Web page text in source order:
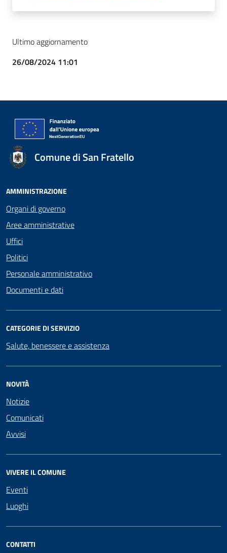
Ultimo aggiornamento
26/08/2024 11:01
Comune di San Fratello
AMMINISTRAZIONE
Organi di governo
Aree amministrative
Uffici
Politici
Personale amministrativo
Documenti e dati
CATEGORIE DI SERVIZIO
Salute, benessere e assistenza
NOVITÀ
Notizie
Comunicati
Avvisi
VIVERE IL COMUNE
Eventi
Luoghi
CONTATTI